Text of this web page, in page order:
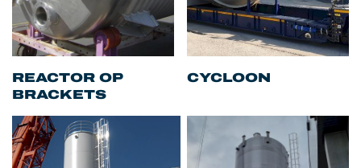
REACTOR OP
BRACKETS
CYCLOON